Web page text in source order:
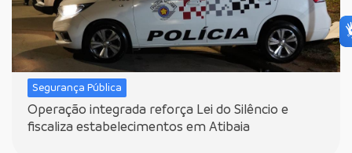
Segurança Pública
Operação integrada reforça Lei do Silêncio e
fiscaliza estabelecimentos em Atibaia